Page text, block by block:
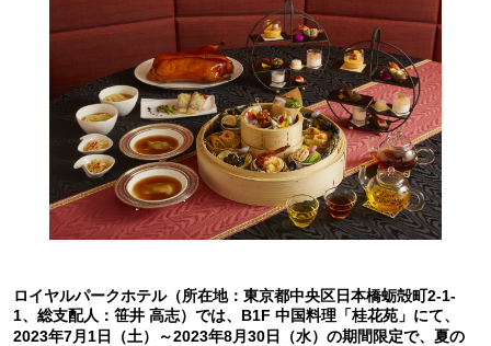
ロイヤルパークホテル（所在地：東京都中央区日本橋蛎殻町2-1-
1、総支配人：笹井 高志）では、B1F 中国料理「桂花苑」にて、
2023年7月1日（土）～2023年8月30日（水）の期間限定で、夏の